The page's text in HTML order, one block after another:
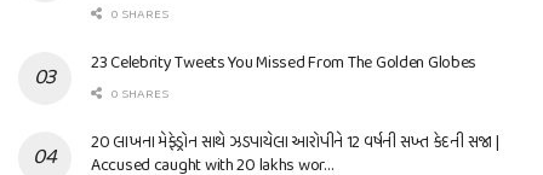
0 SHARES
23 Celebrity Tweets You Missed From The Golden Globes
0 SHARES
20 લાખના મેફેડ્રોન સાથે ઝડપાયેલા આરોપીને 12 વર્ષની સખ્ત કેદની સજા |
Accused caught with 20 lakhs wor…